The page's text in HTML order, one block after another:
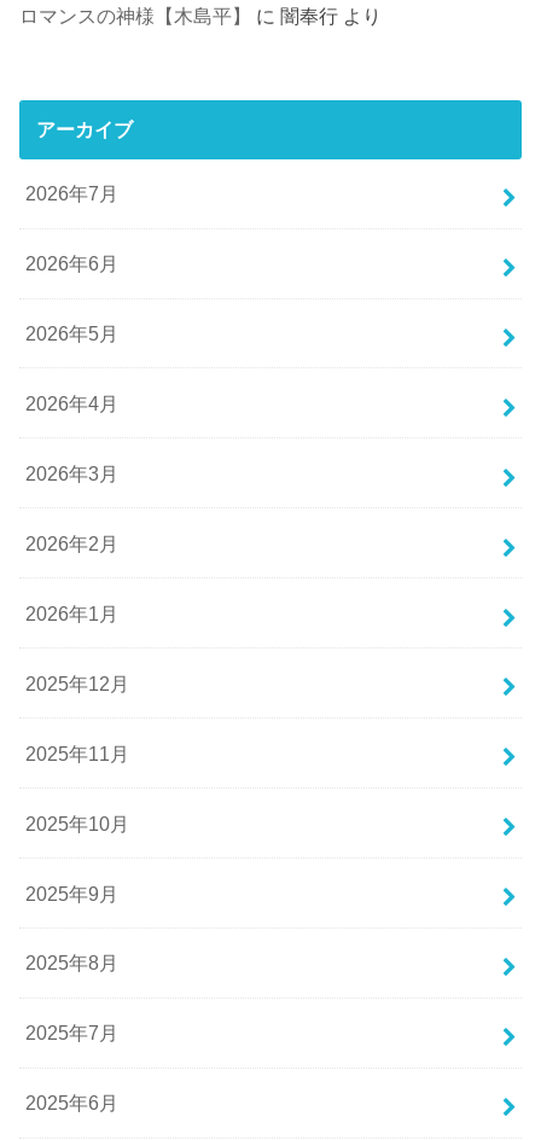
ロマンスの神様【木島平】
に闇奉行 より
アーカイブ
2026年7月
2026年6月
2026年5月
2026年4月
2026年3月
2026年2月
2026年1月
2025年12月
2025年11月
2025年10月
2025年9月
2025年8月
2025年7月
2025年6月